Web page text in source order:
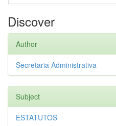
Discover
Author
Secretaria Administrativa
Subject
ESTATUTOS